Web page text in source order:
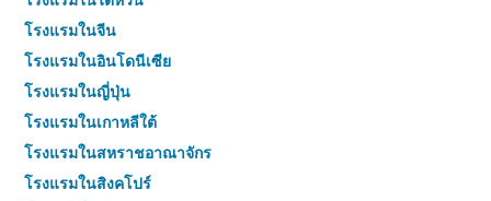
โรงแรมในจีน
โรงแรมในอินโดนีเซีย
โรงแรมในญี่ปุ่น
โรงแรมในเกาหลีใต้
โรงแรมในสหราชอาณาจักร
โรงแรมในสิงคโปร์